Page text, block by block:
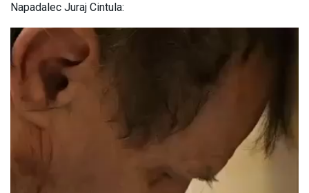
Napadalec Juraj Cintula: